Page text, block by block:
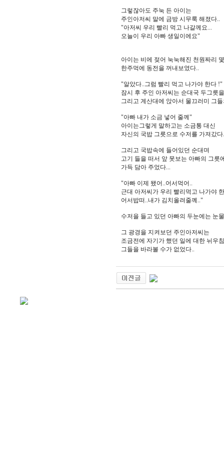
그렇잖아도 주눅 든 아이는
주인아저씨 말에 금방 시무룩 해졌다..
"아저씨 우리 빨리 먹고 나갈께요...
오늘이 우리 아빠 생일이에요"
아이는 비에 젖어 눅눅해진 천원짜리
한주먹에 동전을 꺼내보였다..
"알았다..그럼 빨리 먹고 나가야 한다 !"
잠시 후 주인 아저씨는 순대국 두그릇
그리고 계산대에 앉아서 물끄러미 그
"아빠 내가 소금 넣어 줄께"
아이는그렇게 말하고는 소금통 대신
자신의 국밥 그릇으로 수저를 가져갔다
그리고 국밥속에 들어있던 순대며
고기 들을 떠서 앞 못보는 아빠의 그릇
가득 담아 주었다...
"아빠 이제 됐어..어서먹어..
근대 아저씨가 우리 빨리먹고 나가야
어서밥떠..내가 김치올려줄꼐.."
수저을 들고 있던 아빠의 두눈에는 눈
그 광경을 지켜보던 주인아저씨는
조금전에 자기가 했던 일에 대한 뉘우
그들을 바라볼 수가 없었다..